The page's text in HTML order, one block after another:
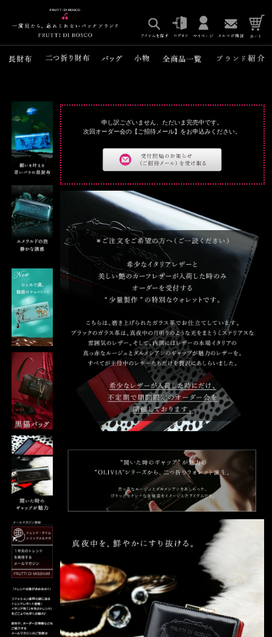
申し訳ございません、ただいま完売中です。
次回オーダー会の【ご招待メール】をお申込みください。